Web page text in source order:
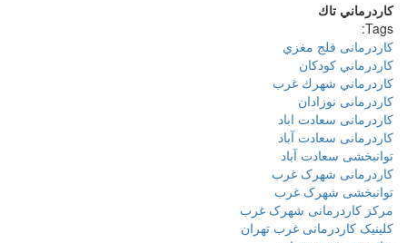
كاردرماني تاك
Tags:
کاردرمانی فلج مغزي
كاردرماني كودكان
كاردرماني شهرك غرب
کاردرمانی نوزادان
کاردرمانی سعادت اباد
کاردرمانی سعادت آباد
توانبخشی سعادت آباد
کاردرمانی شهرک غرب
توانبخشی شهرک غرب
مرکز کاردرمانی شهرک غرب
کلینیک کاردرمانی غرب تهران